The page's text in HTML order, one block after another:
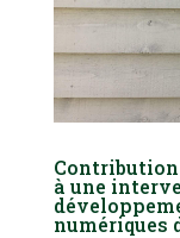
à une
numériques